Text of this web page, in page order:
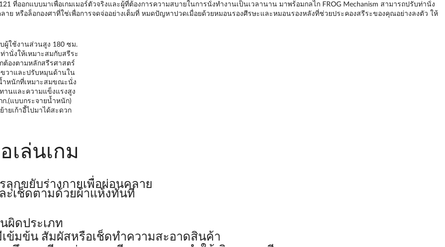
ที่ออกแบบมาเพื่อเกมเมอร์ตัวจริงและผู้ที่ต้องการความสบายในการนั่งทำงานเป็นเวลานาน มาพร้อมกลไก FROG Mechanism สามารถปรับท่านั่ง
าย หรือล็อกองศาที่ใช่เพื่อการจดจ่ออย่างเต็มที่ หมดปัญหาปวดเมื่อยด้วยหมอนรองศีรษะและหมอนรองหลังที่ช่วยประคองสรีระของคุณอย่างลงตัว ให้
ผู้ใช้งานส่วนสูง 180 ซม.
านั่งให้เหมาะสมกับสรีระ
ต้องตามหลักสรีรศาสตร์
วาและปรับหมุนด้านใน
ำหนักที่เหมาะสมขณะนั่ง
านและความแข็งแรงสูง
ก.(แบบกระจายน้ำหนัก)
ยเก้าอี้ไปมาได้สะดวก
เล่นเกม
กขยับร่างกายเพื่อผ่อนคลาย
ะเช็ดตามด้วยผ้าแห้งทันที
ผิดประเภท
ข้มข้น สัมผัสหรือเช็ดทำความสะอาดสินค้า